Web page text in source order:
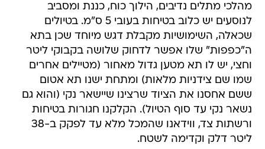
מהלכי מתלים נדיבים, הילוך כוח, כננת ומסביב
לנוסעים יש כלוב בטיחות בעובי 5 ס"מ. בטיולים
שכאלה, השימושיות מקבלת דגש מיוחד שכן בתא
ה"כפפות" שלו אפשר לדחוק שלושה בקבוקי ליטר
וחצי, יש לו תא מטען גדול מאחור (מטיילים אחרים
שמו שם צידניות מלאות) ומתחת ישנו תא אטום
ששם אחסנו את הציוד שרצינו שיישאר נקי (והוא גם
נשאר נקי עד סוף הטיול). הקלקנו חגורות בטיחות
ורשתות צד, ווידאנו שהמכל מלא עד לפקק ב-38
ליטר דלק וקדימה לשטח.